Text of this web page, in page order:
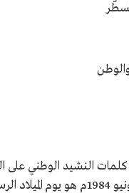
النشيد الوطني على
العكس، وكان يوم الجمعة 1 شوال